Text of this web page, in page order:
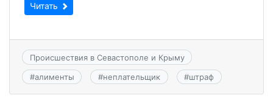
Читать
Происшествия в Севастополе и Крыму
#алименты #неплательщик #штраф